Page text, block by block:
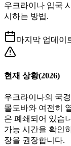
우크라이나 입국
시하는 방법.
마지막 업데이
현재 상황(2026)
우크라이나의 국
몰도바와 여전히
은 폐쇄되어 있습
가능 시간을 확인
장을 권장합니다.